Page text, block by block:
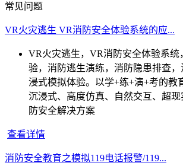
常见问题
VR火灾逃生 VR消防安全体验系统的应...
VR火灾逃生，VR消防安全体验系统
验，消防逃生演练，消防隐患排查
浸式模拟体验。以学+练+演+考的教
沉浸式、高度仿真、自然交互、超
防安全解决方案
查看详情
消防安全教育之模拟119电话报警/119...